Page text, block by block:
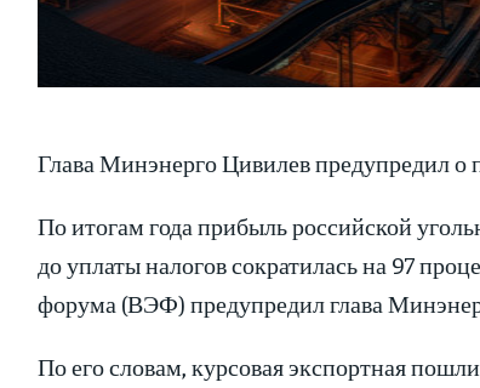
Глава Минэнерго Цивилев предупредил о
По итогам года прибыль российской
до уплаты налогов сократилась на 97
форума (ВЭФ) предупредил глава
По его словам, курсовая экспортная